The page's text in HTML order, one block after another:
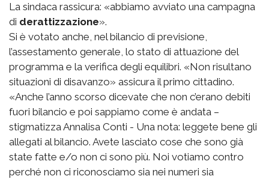
La sindaca rassicura: «abbiamo avviato una campagna
di derattizzazione».
Si è votato anche, nel bilancio di previsione,
l’assestamento generale, lo stato di attuazione del
programma e la verifica degli equilibri. «Non risultano
situazioni di disavanzo» assicura il primo cittadino.
«Anche l’anno scorso dicevate che non c’erano debiti
fuori bilancio e poi sappiamo come è andata –
stigmatizza Annalisa Conti - Una nota: leggete bene gli
allegati al bilancio. Avete lasciato cose che sono già
state fatte e/o non ci sono più. Noi votiamo contro
perché non ci riconosciamo sia nei numeri sia